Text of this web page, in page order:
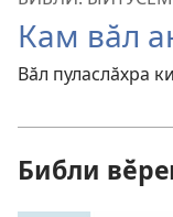
Кам вӑл
Вӑл пуласлӑхра
Библи